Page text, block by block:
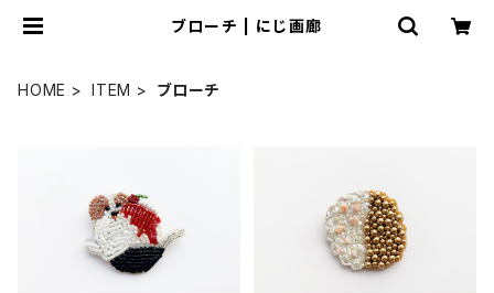
ブローチ | にじ画廊
HOME ITEM ブローチ